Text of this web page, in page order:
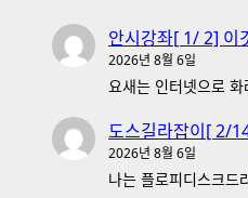
안시강좌[ 1/ 2] 이
2026년 8월 6일
요새는 인터넷으로
도스길라잡이[ 2/
2026년 8월 6일
나는 플로피디스크